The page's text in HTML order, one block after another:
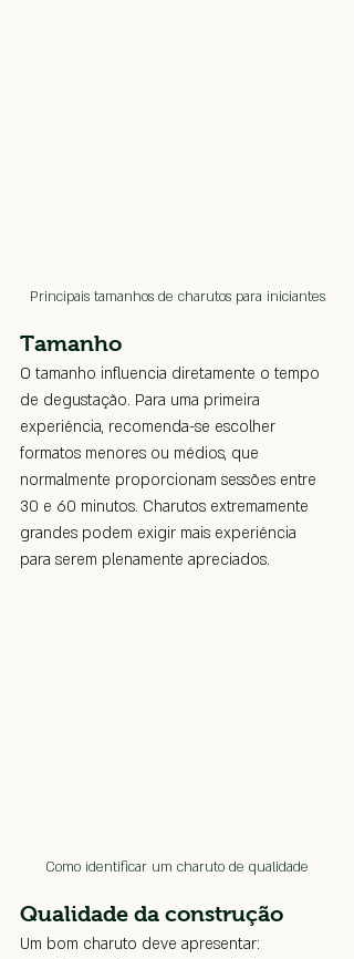
Principais tamanhos de charutos para iniciantes
Tamanho
O tamanho influencia diretamente o tempo
de degustação. Para uma primeira
experiência, recomenda-se escolher
formatos menores ou médios, que
normalmente proporcionam sessões entre
30 e 60 minutos. Charutos extremamente
grandes podem exigir mais experiência
para serem plenamente apreciados.
Como identificar um charuto de qualidade
Qualidade da construção
Um bom charuto deve apresentar: